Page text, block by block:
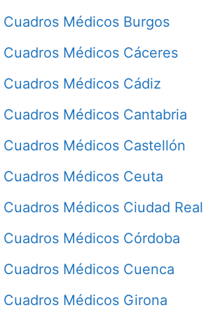
Cuadros Médicos Burgos
Cuadros Médicos Cáceres
Cuadros Médicos Cádiz
Cuadros Médicos Cantabria
Cuadros Médicos Castellón
Cuadros Médicos Ceuta
Cuadros Médicos Ciudad Real
Cuadros Médicos Córdoba
Cuadros Médicos Cuenca
Cuadros Médicos Girona